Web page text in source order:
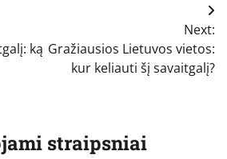
ką
Next:
Gražiausios Lietuvos vietos:
kur keliauti šį savaitgalį?
straipsniai